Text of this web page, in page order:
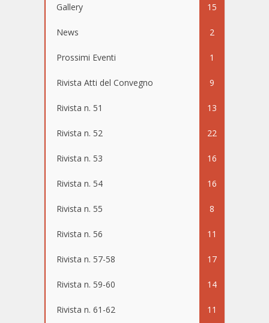
Gallery 15
News 2
Prossimi Eventi 1
Rivista Atti del Convegno 9
Rivista n. 51 13
Rivista n. 52 22
Rivista n. 53 16
Rivista n. 54 16
Rivista n. 55 8
Rivista n. 56 11
Rivista n. 57-58 17
Rivista n. 59-60 14
Rivista n. 61-62 11